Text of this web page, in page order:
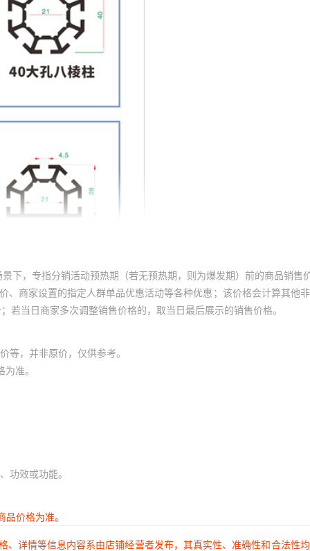
下，专指分销活动预热期（若无预热期，则为爆发期）前的商品销售
商家设置的指定人群单品优惠活动等各种优惠；该价格会计算其他
当日商家多次调整销售价格的，取当日最后展示的销售价格。
等，并非原价，仅供参考。
准。
功效或功能。
价格为准。
详情等信息内容系由店铺经营者发布，其真实性、准确性和合法性